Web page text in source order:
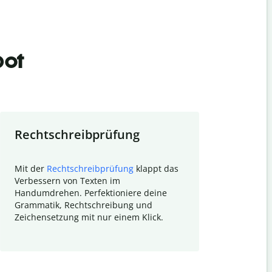
Rechtschreibprüfung
Mit der Rechtschreibprüfung klappt das
Verbessern von Texten im
Handumdrehen. Perfektioniere deine
Grammatik, Rechtschreibung und
Zeichensetzung mit nur einem Klick.